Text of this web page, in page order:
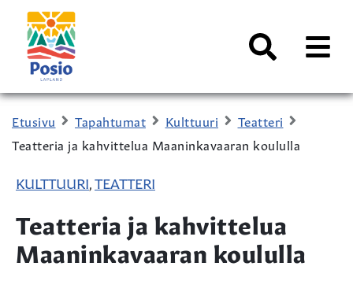
Siirry sisältöön
Kaupungin
logo
AVAA
Etusivu Tapahtumat Kulttuuri
Teatteri
Teatteria ja kahvittelua Maaninkavaaran koululla
KULTTUURI TEATTERI
Teatteria ja kahvittelua
Maaninkavaaran koululla